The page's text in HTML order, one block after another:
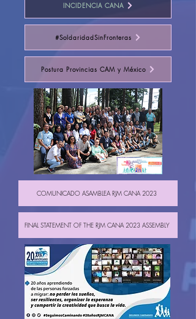
INCIDENCIA CANA
#SoldaridadSinFronteras
Postura Provincias CAM y México
COMUNICADO ASAMBLEA RJM CANA 2023
FINAL STATEMENT OF THE RJM CANA 2023 ASSEMBLY